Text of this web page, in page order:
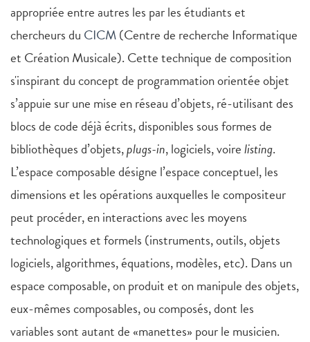
appropriée entre autres les par les étudiants et
chercheurs du CICM(Centre de recherche Informatique
et Création Musicale). Cette technique de composition
s'inspirant du concept de programmation orientée objet
s’appuie sur une mise en réseau d’objets, ré-utilisant des
blocs de code déjà écrits, disponibles sous formes de
bibliothèques d’objets,plugs-in, logiciels, voirelisting.
L’espace composable désigne l’espace conceptuel, les
dimensions et les opérations auxquelles le compositeur
peut procéder, en interactions avec les moyens
technologiques et formels (instruments, outils, objets
logiciels, algorithmes, équations, modèles, etc). Dans un
espace composable, on produit et on manipule des objets,
eux-mêmes composables, ou composés, dont les
variables sont autant de «manettes» pour le musicien.